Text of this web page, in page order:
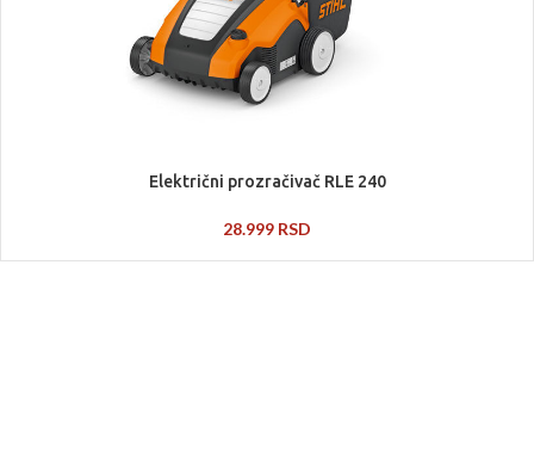
Električni prozračivač RLE 240
28.999 RSD